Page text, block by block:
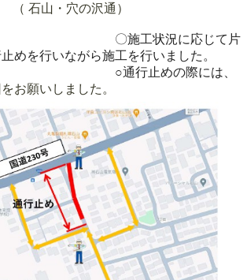
（ 石山・穴の沢通）
〇施工状況に応じて片
めを行いながら施工を行いました 。
○通行止めの際には、
お願いしました。